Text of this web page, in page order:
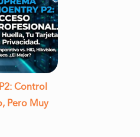
Control
Pero Muy